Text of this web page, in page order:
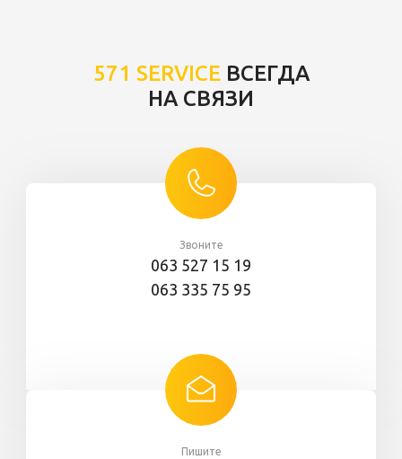
571 SERVICEВСЕГДА
НА СВЯЗИ
Звоните
063 527 15 19
063 335 75 95
Пишите